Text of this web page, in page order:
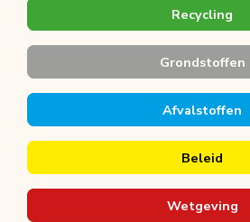
Recycling
Grondstoffen
Afvalstoffen
Beleid
Wetgeving